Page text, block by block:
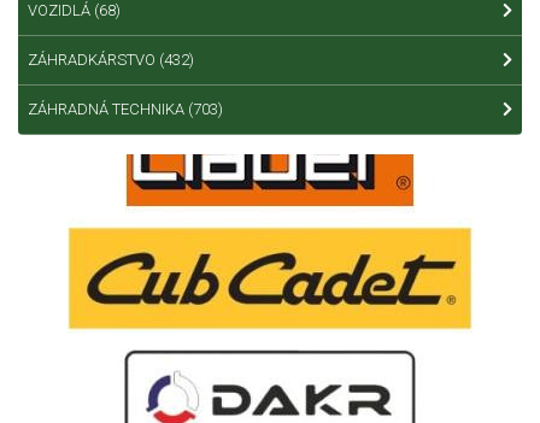
VOZIDLÁ (68)
ZÁHRADKÁRSTVO (432)
ZÁHRADNÁ TECHNIKA (703)